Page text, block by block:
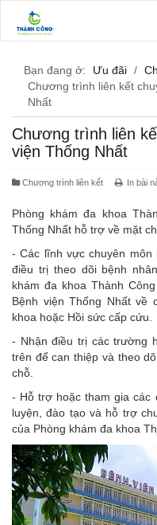
Bạn đang ở: Ưu đãi /
Chương trình liên kết
Nhất
Chương trình liên
viện Thống Nhất
Chương trình liên kết In bài
Phòng khám đa khoa
Thống Nhất hỗ trợ về mặt
- Các lĩnh vực chuyên môn
điều trị theo dõi bệnh
khám đa khoa Thành
Bệnh viện Thống Nhất về
khoa hoặc Hồi sức cấp cứu.
- Nhận điều trị các trường
trên để can thiệp và theo
chỗ.
- Hỗ trợ hoặc tham gia các
luyện, đào tạo và hỗ trợ
của Phòng khám đa khoa